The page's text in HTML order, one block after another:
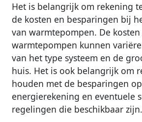
Het is belangrijk om rekening
de kosten en besparingen bij
van warmtepompen. De kosten
warmtepompen kunnen
van het type systeem en de
huis. Het is ook belangrijk om
houden met de besparingen
energierekening en eventuele
regelingen die beschikbaar zijn.